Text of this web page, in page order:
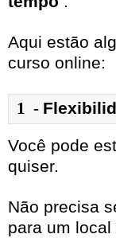
Aqui estão
curso online:
1 -
Você pode
quiser.
Não precisa
para um